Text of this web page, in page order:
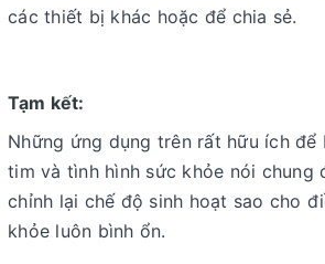
các thiết bị khác hoặc để chia sẻ.
Tạm kết:
Những ứng dụng trên rất hữu ích để
tim và tình hình sức khỏe nói chung
chỉnh lại chế độ sinh hoạt sao cho
khỏe luôn bình ổn.